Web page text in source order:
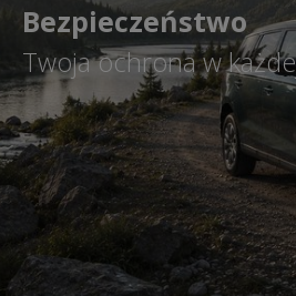
Bezpieczeństwo
Twoja ochrona w